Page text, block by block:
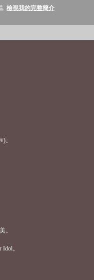
檢視我的完整簡介
。
。
。